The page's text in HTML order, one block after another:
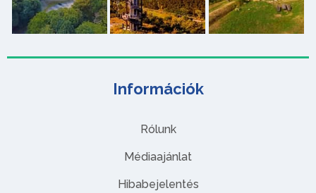
Információk
Rólunk
Médiaajánlat
Hibabejelentés